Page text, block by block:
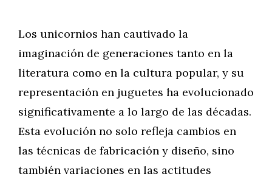
Los unicornios han cautivado la
imaginación de generaciones tanto en la
literatura como en la cultura popular, y su
representación en juguetes ha evolucionado
significativamente a lo largo de las décadas.
Esta evolución no solo refleja cambios en
las técnicas de fabricación y diseño, sino
también variaciones en las actitudes